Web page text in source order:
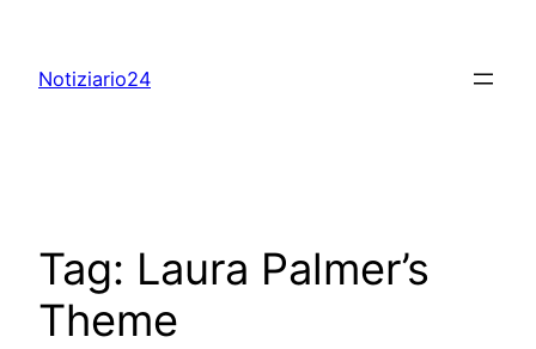
content
Notiziario24
Tag: Laura Palmer’s
Theme